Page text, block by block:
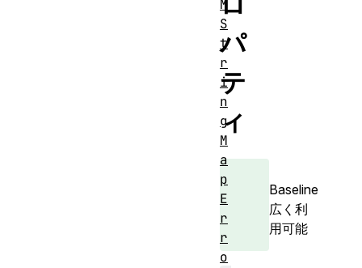
パ
テ
ィ
Baseline
広く利
用可能
M
S
t
r
i
n
g
M
a
p
E
r
r
o